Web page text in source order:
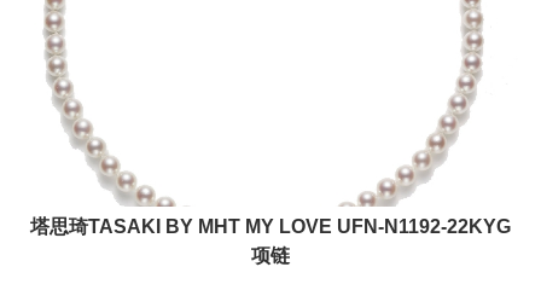
塔思琦TASAKI BY MHT MY LOVE UFN-N1192-22KYG
项链